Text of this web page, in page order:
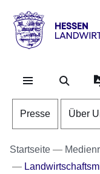
Hessen
Landwirtschaft
Presse Über
Startseite